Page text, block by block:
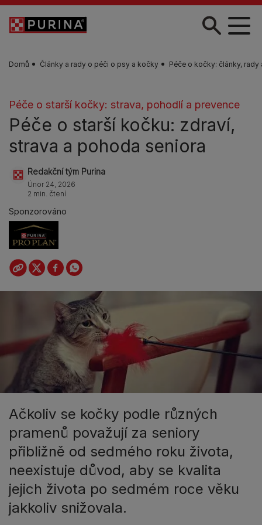
Skip to main content
Domů Články a rady o péči o psy a kočky Péče o kočky: články, rady
Péče o starší kočky: strava, pohodlí a prevence
Péče o starší kočku: zdraví,
strava a pohoda seniora
Redakční tým Purina
Únor 24, 2026
2 min. čtení
Sponzorováno
Ačkoliv se kočky podle různých
pramenů považují za seniory
přibližně od sedmého roku života,
neexistuje důvod, aby se kvalita
jejich života po sedmém roce věku
jakkoliv snižovala.